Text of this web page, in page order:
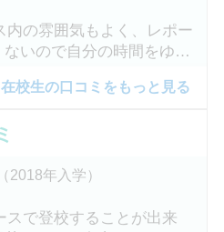
内の雰囲気もよく、レポー
ないので自分の時間をゆっ
在校生の口コミをもっと見る
（2018年入学）
スで登校することが出来